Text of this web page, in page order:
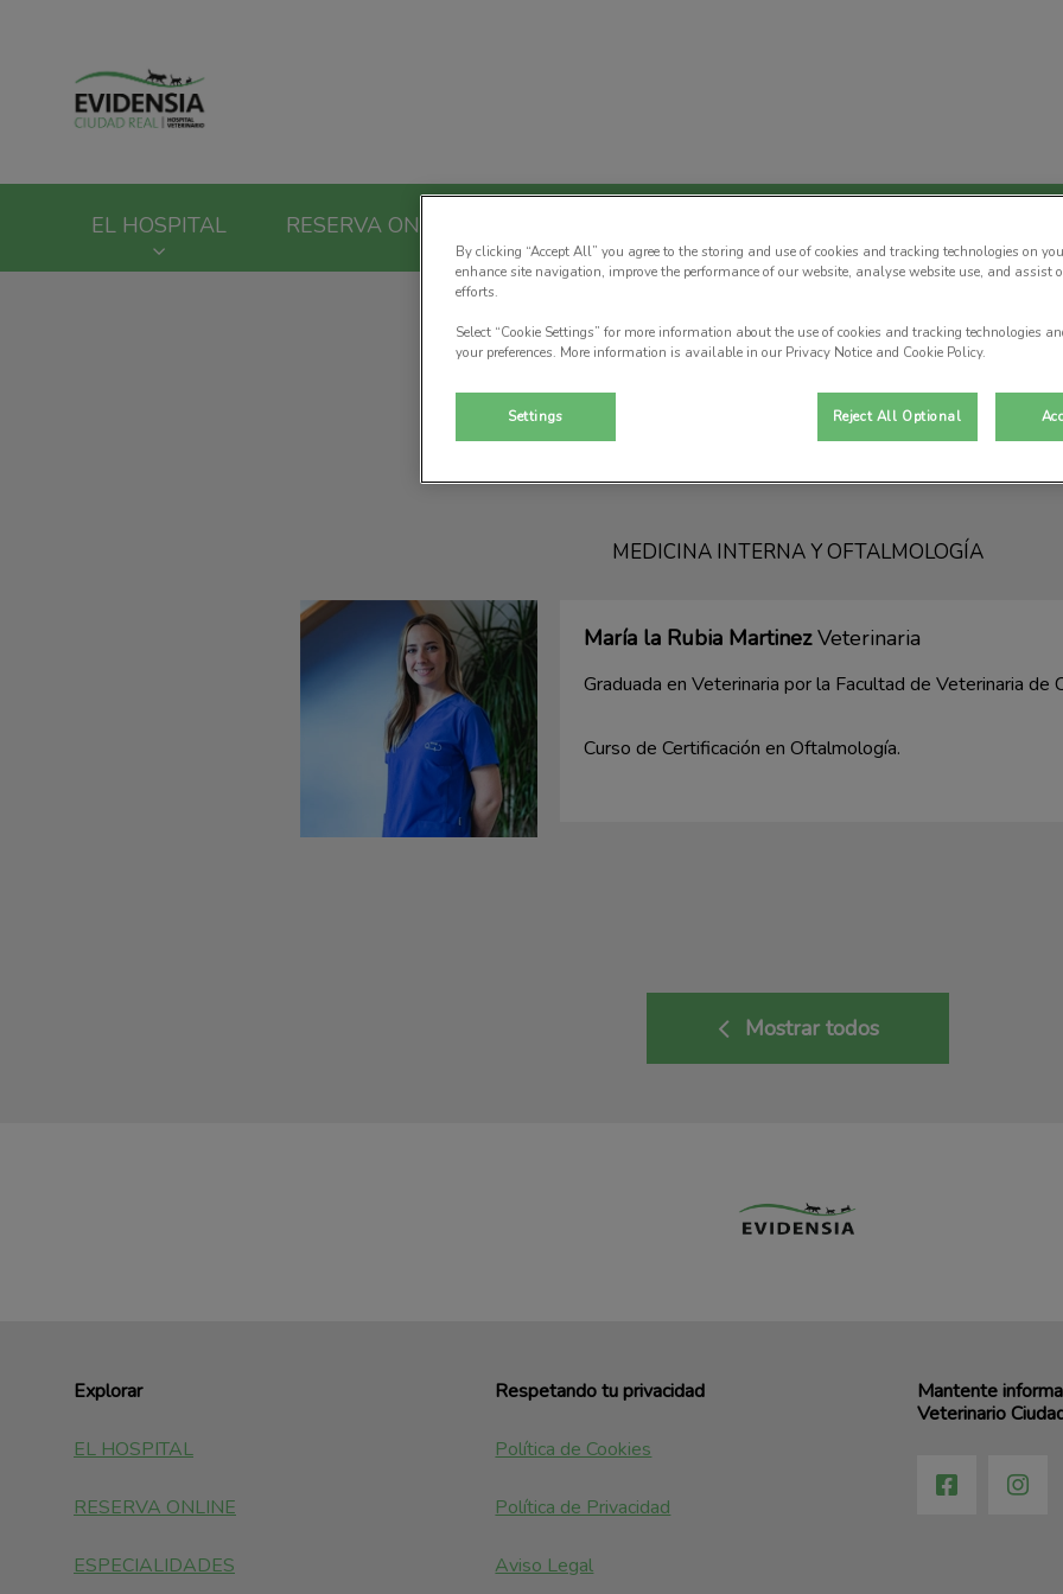
EL HOSPITAL RESERVA ONLINE
María la Rubia Martinez
MEDICINA INTERNA Y OFTALMOLOGÍA
María la Rubia MartinezVeterinaria
Graduada en Veterinaria por la Facultad de Veterinaria de
Curso de Certificación en Oftalmología.
Mostrar todos
Explorar
EL HOSPITAL
RESERVA ONLINE
ESPECIALIDADES
Respetando tu privacidad
Política de Cookies
Política de Privacidad
Aviso Legal
Mantente
Veterinario
By clicking “Accept All” you agree to the storing and use of cookies and tracking technologies on
enhance site navigation, improve the performance of our website, analyse website use, and assist
efforts.
Select “Cookie Settings” for more information about the use of cookies and tracking technologies
your preferences. More information is available in our Privacy Notice and Cookie Policy.
Settings Reject All Optional